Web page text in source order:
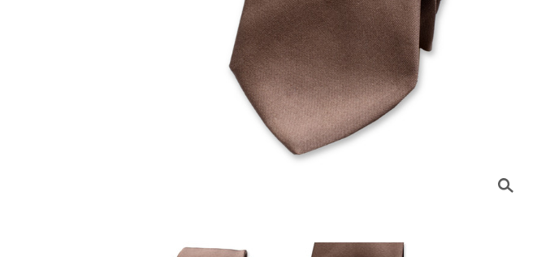
Stoffmasken
Gesichtsmasken Zubehör